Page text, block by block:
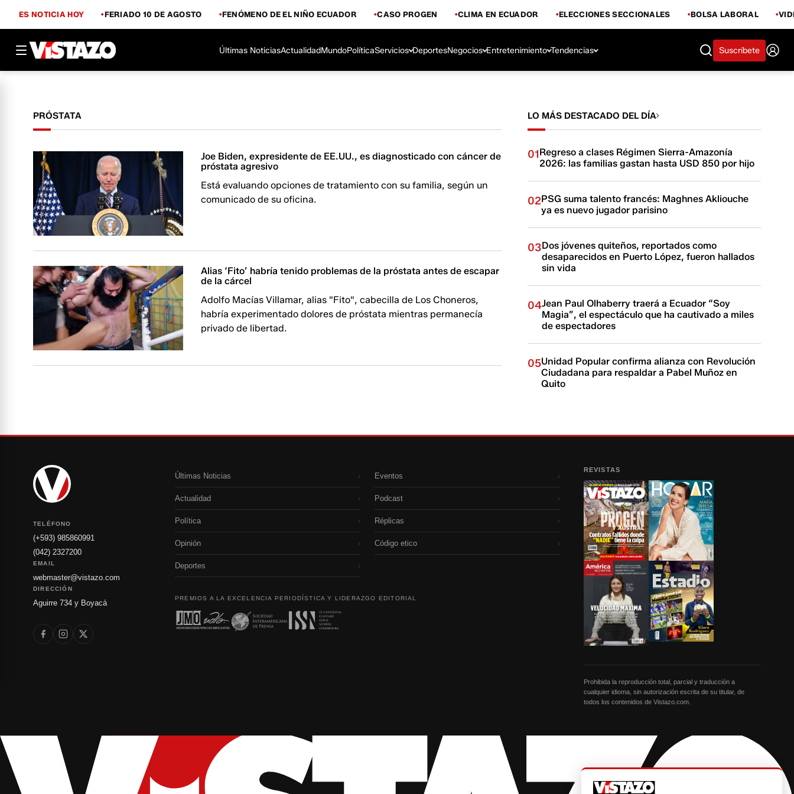
ES NOTICIA HOY FERIADO 10 DE AGOSTO FENÓMENO DE EL NIÑO ECUADOR CASO PROGEN CLIMA EN ECUADOR ELECCIONES SECCIONALES BOLSA LABORAL
Últimas NoticiasActualidadMundoPolíticaServicios DeportesNegocios Entretenimiento Tendencias Suscríbete
PRÓSTATA
Joe Biden, expresidente de EE.UU., es diagnosticado con cáncer de
próstata agresivo
Está evaluando opciones de tratamiento con su familia, según un
comunicado de su oficina.
Alias ‘Fito’ habría tenido problemas de la próstata antes de escapar
de la cárcel
Adolfo Macías Villamar, alias "Fito", cabecilla de Los Choneros,
habría experimentado dolores de próstata mientras permanecía
privado de libertad.
LO MÁS DESTACADO DEL DÍA
01Regreso a clases Régimen Sierra-Amazonía
2026: las familias gastan hasta USD 850 por hijo
02PSG suma talento francés: Maghnes Akliouche
ya es nuevo jugador parisino
03Dos jóvenes quiteños, reportados como
desaparecidos en Puerto López, fueron hallados
sin vida
04Jean Paul Olhaberry traerá a Ecuador “Soy
Magia”, el espectáculo que ha cautivado a miles
de espectadores
05Unidad Popular confirma alianza con Revolución
Ciudadana para respaldar a Pabel Muñoz en
Quito
TELÉFONO
(+593) 985860991
(042) 2327200
EMAIL
webmaster@vistazo.com
DIRECCIÓN
Aguirre 734 y Boyacá
Últimas Noticias ›
Actualidad ›
Política ›
Opinión ›
Deportes ›
Eventos ›
Podcast ›
Réplicas ›
Código etico ›
PREMIOS A LA EXCELENCIA PERIODÍSTICA Y LIDERAZGO EDITORIAL
REVISTAS
Prohibida la reproducción total, parcial y traducción a
cualquier idioma, sin autorización escrita de su titular, de
todos los contenidos de Vistazo.com.